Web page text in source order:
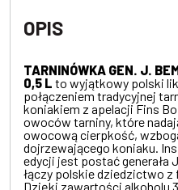
OPIS
TARNINÓWKA GEN. J.
0,5 L to wyjątkowy polski
połączeniem tradycyjnej
koniakiem z apelacji Fins
owoców tarniny, które
owocową cierpkość,
dojrzewającego koniaku.
edycji jest postać generała
łączy polskie dziedzictwo
Dzięki zawartości alkoholu